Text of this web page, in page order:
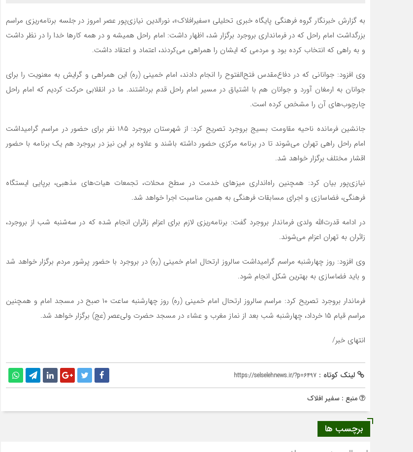
به گزارش خبرنگار گروه فرهنگی پایگاه خبری تحلیلی «سفیرافلاک»، نورالدین نیازی‌پور عصر امروز در جلسه برنامه‌ریزی مراسم
بزرگداشت امام راحل که در فرمانداری بروجرد برگزار شد، اظهار داشت: امام راحل همیشه و در همه کارها خدا را در نظر داشت
و به راهی که انتخاب کرده بود و مردمی که ایشان را همراهی می‌کردند، اعتماد و اعتقاد داشت.
وی افزود: جوانانی که در دفاع‌مقدس فتح‌الفتوح را انجام دادند، امام خمینی (ره) این همراهی و گرایش به معنویت را برای
جوانان به ارمغان آورد و جوانان هم با اشتیاق در مسیر امام راحل قدم برداشتند. ما در انقلابی حرکت کردیم که امام راحل
چارچوب‌های آن را مشخص کرده است.
جانشین فرمانده ناحیه مقاومت بسیج بروجرد تصریح کرد: از شهرستان بروجرد ۱۸۵ نفر برای حضور در مراسم گرامیداشت
امام راحل راهی تهران می‌شوند تا در برنامه مرکزی حضور داشته باشند و علاوه بر این نیز در بروجرد هم یک برنامه با حضور
اقشار مختلف برگزار خواهد شد.
نیازی‌پور بیان کرد: همچنین راه‌انداری میزهای خدمت در سطح محلات، تجمعات هیات‌های مذهبی، برپایی ایستگاه
فرهنگی، فضاسازی و اجرای مسابقات فرهنگی به همین مناسبت اجرا خواهد شد.
در ادامه قدرت‌الله ولدی فرماندار بروجرد گفت: برنامه‌ریزی لازم برای اعزام زائران انجام شده که در سه‌شنبه شب از بروجرد،
زائران به تهران اعزام می‌شوند.
وی افزود: روز چهارشنبه مراسم گرامیداشت سالروز ارتحال امام خمینی (ره) در بروجرد با حضور پرشور مردم برگزار خواهد شد
و باید فضاسازی به بهترین شکل انجام شود.
فرماندار بروجرد تصریح کرد: مراسم سالروز ارتحال امام خمینی (ره) روز چهارشنبه ساعت ۱۰ صبح در مسجد امام و همچنین
مراسم قیام ۱۵ خرداد، چهارشنبه شب بعد از نماز مغرب و عشاء در مسجد حضرت ولی‌عصر (عج) برگزار خواهد شد.
انتهای خبر/
لینک کوتاه : https://selselehnews.ir/?p=6497
منبع : سفیر افلاک
برچسب ها